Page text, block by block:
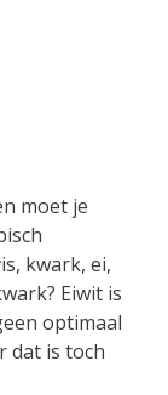
moet je
kwark, ei,
Eiwit is
optimaal
dat is toch